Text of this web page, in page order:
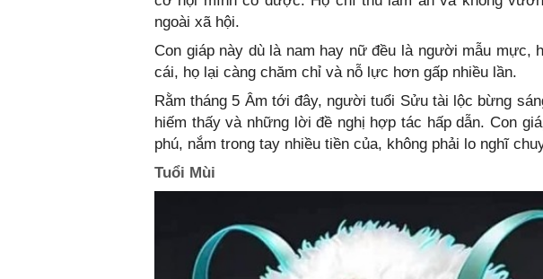
ngoài xã hội.
Con giáp này dù là nam hay nữ đều là người mẫu mực,
cái, họ lại càng chăm chỉ và nỗ lực hơn gấp nhiều lần.
Rằm tháng 5 Âm tới đây, người tuổi Sửu tài lộc bừng
hiếm thấy và những lời đề nghị hợp tác hấp dẫn. Con
phú, nắm trong tay nhiều tiền của, không phải lo nghĩ
Tuổi Mùi